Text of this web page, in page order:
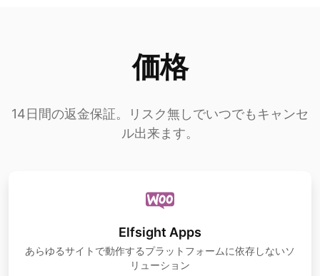
価格
14日間の返金保証。リスク無しでいつでもキャンセ
ル出来ます。
Elfsight Apps
あらゆるサイトで動作するプラットフォームに依存しないソ
リューション